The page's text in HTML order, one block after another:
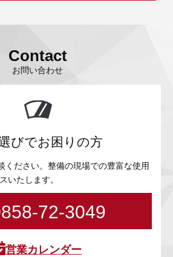
Contact
お問い合わせ
びでお困りの方
ください。整備の現場での豊富な使用
いたします。
72-3049
営業カレンダー